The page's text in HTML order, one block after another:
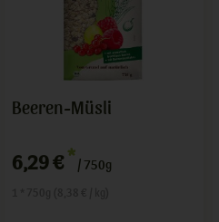
Beeren-Müsli
6,29 € */ 750g